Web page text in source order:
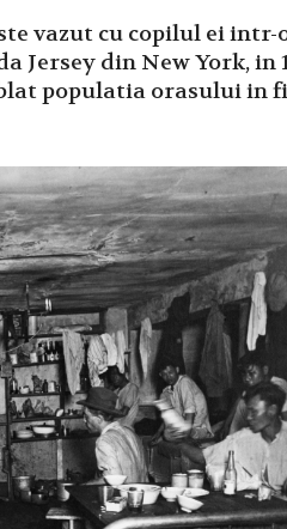
vazut cu copilul ei intr-
Jersey din New York, in
populatia orasului in